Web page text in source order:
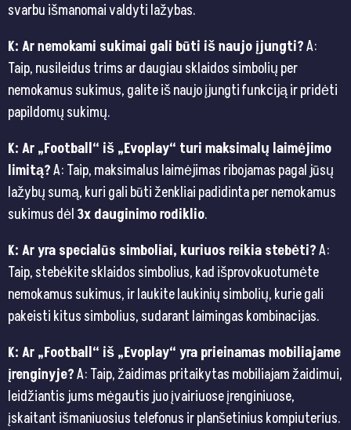
svarbu išmanomai valdyti lažybas.
K: Ar nemokami sukimai gali būti iš naujo įjungti?A:
Taip, nusileidus trims ar daugiau sklaidos simbolių per
nemokamus sukimus, galite iš naujo įjungti funkciją ir pridėti
papildomų sukimų.
K: Ar „Football“ iš „Evoplay“ turi maksimalų laimėjimo
limitą?A: Taip, maksimalus laimėjimas ribojamas pagal jūsų
lažybų sumą, kuri gali būti ženkliai padidinta per nemokamus
sukimus dėl 3x dauginimo rodiklio.
K: Ar yra specialūs simboliai, kuriuos reikia stebėti?A:
Taip, stebėkite sklaidos simbolius, kad išprovokuotumėte
nemokamus sukimus, ir laukite laukinių simbolių, kurie gali
pakeisti kitus simbolius, sudarant laimingas kombinacijas.
K: Ar „Football“ iš „Evoplay“ yra prieinamas mobiliajame
įrenginyje?A: Taip, žaidimas pritaikytas mobiliajam žaidimui,
leidžiantis jums mėgautis juo įvairiuose įrenginiuose,
įskaitant išmaniuosius telefonus ir planšetinius kompiuterius.